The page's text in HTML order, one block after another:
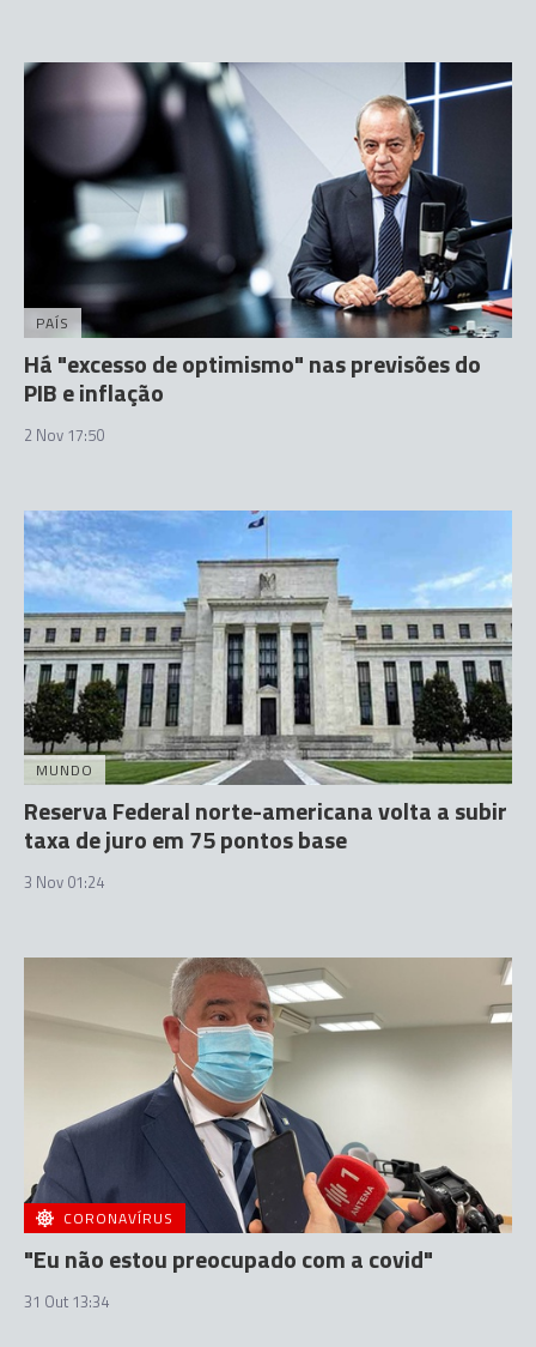
PAÍS
Há "excesso de optimismo" nas previsões do
PIB e inflação
2 Nov 17:50
MUNDO
Reserva Federal norte-americana volta a subir
taxa de juro em 75 pontos base
3 Nov 01:24
CORONAVÍRUS
"Eu não estou preocupado com a covid"
31 Out 13:34